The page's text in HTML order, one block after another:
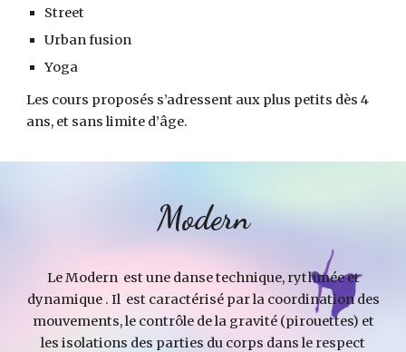
Street
Urban fusion
Yoga
Les cours proposés s’adressent aux plus petits dès 4
ans, et sans limite d’âge.
Modern
Le Modern est une danse technique, rythmée et
dynamique . Il est caractérisé par la coordination des
mouvements, le contrôle de la gravité (pirouettes) et
les isolations des parties du corps dans le respect